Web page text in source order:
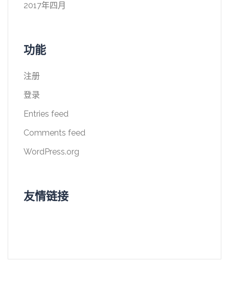
2017年四月
功能
注册
登录
Entries feed
Comments feed
WordPress.org
友情链接